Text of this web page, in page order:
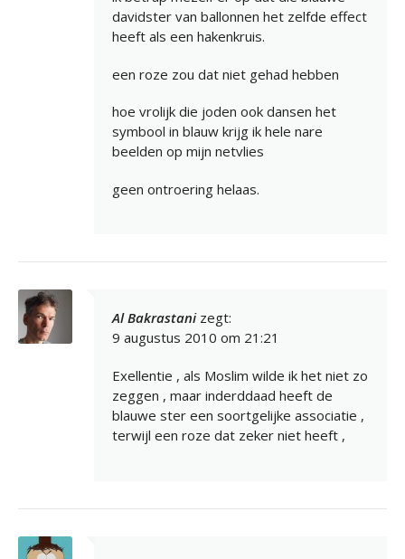
davidster van ballonnen het zelfde effect
heeft als een hakenkruis.
een roze zou dat niet gehad hebben
hoe vrolijk die joden ook dansen het
symbool in blauw krijg ik hele nare
beelden op mijn netvlies
geen ontroering helaas.
Al Bakrastani zegt:
9 augustus 2010 om 21:21
Exellentie , als Moslim wilde ik het niet zo
zeggen , maar inderddaad heeft de
blauwe ster een soortgelijke associatie ,
terwijl een roze dat zeker niet heeft ,